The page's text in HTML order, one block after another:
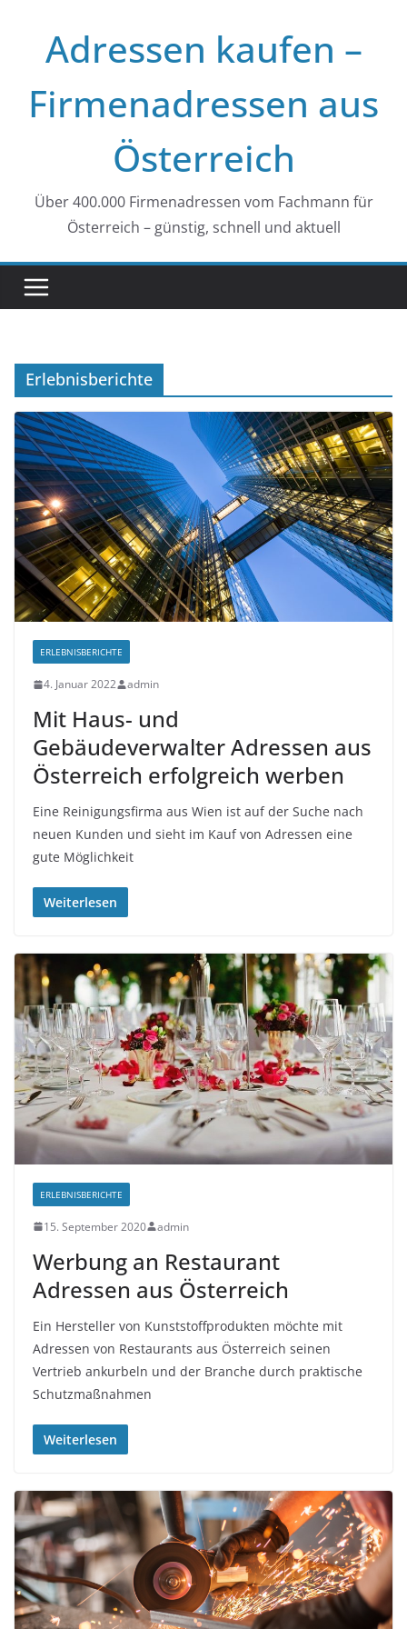
springenAdressen kaufen –
Firmenadressen aus
Österreich
Über 400.000 Firmenadressen vom Fachmann für
Österreich – günstig, schnell und aktuell
Erlebnisberichte
ERLEBNISBERICHTE
4. Januar 2022 admin
Mit Haus- und
Gebäudeverwalter Adressen aus
Österreich erfolgreich werben
Eine Reinigungsfirma aus Wien ist auf der Suche nach
neuen Kunden und sieht im Kauf von Adressen eine
gute Möglichkeit
Weiterlesen
ERLEBNISBERICHTE
15. September 2020 admin
Werbung an Restaurant
Adressen aus Österreich
Ein Hersteller von Kunststoffprodukten möchte mit
Adressen von Restaurants aus Österreich seinen
Vertrieb ankurbeln und der Branche durch praktische
Schutzmaßnahmen
Weiterlesen